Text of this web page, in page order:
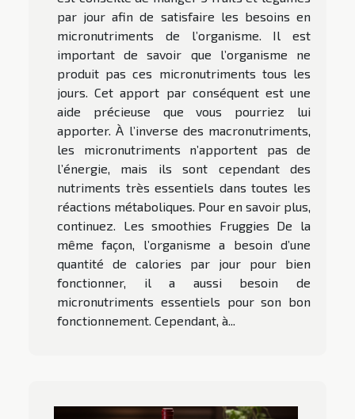
par jour afin de satisfaire les besoins en
micronutriments de l’organisme. Il est
important de savoir que l’organisme ne
produit pas ces micronutriments tous les
jours. Cet apport par conséquent est une
aide précieuse que vous pourriez lui
apporter. À l’inverse des macronutriments,
les micronutriments n’apportent pas de
l’énergie, mais ils sont cependant des
nutriments très essentiels dans toutes les
réactions métaboliques. Pour en savoir plus,
continuez. Les smoothies Fruggies De la
même façon, l’organisme a besoin d’une
quantité de calories par jour pour bien
fonctionner, il a aussi besoin de
micronutriments essentiels pour son bon
fonctionnement. Cependant, à...